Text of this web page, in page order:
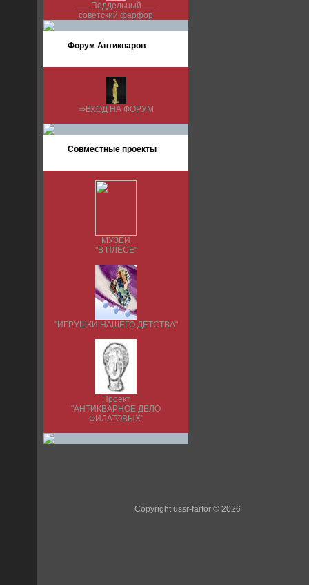
___Поддельный___
советский фарфор
Форум Антикваров
⇒ВХОД НА ФОРУМ
Совместные проекты
МУЗЕЙ
"В ПЛЁСЕ"
"ИГРУШКИ НАШЕГО ДЕТСТВА"
Проект
"АНТИКВАРНОЕ ДЕЛО
ФИЛАТОВЫХ"
Copyright ussr-farfor © 2026